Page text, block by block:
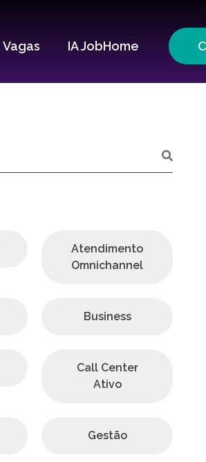
Vagas IA JobHome
Atendimento
Omnichannel
Business
Call Center
Ativo
Gestão